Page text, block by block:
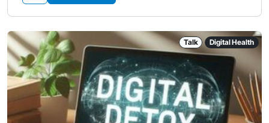
Talk Digital Health